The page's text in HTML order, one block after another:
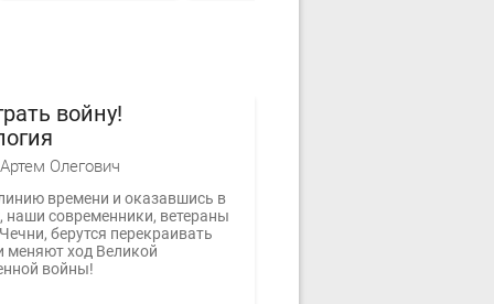
войну!
Олегович
времени и оказавшись в
наши современники, ветераны
берутся перекраивать
меняют ход Великой
войны!